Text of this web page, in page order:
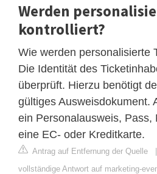
Werden
kontrolliert?
Wie werden personalisierte
Die Identität des
überprüft. Hierzu benötigt
gültiges Ausweisdokument.
ein Personalausweis, Pass,
eine EC- oder Kreditkarte.
Antrag auf Entfernung der Quelle
vollständige Antwort auf marketing-